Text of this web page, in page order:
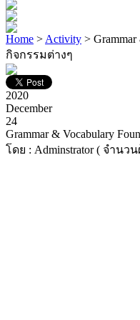
Home > Activity > Grammar
กิจกรรมต่างๆ
2020
December
24
Grammar & Vocabulary
โดย : Adminstrator ( จำนว